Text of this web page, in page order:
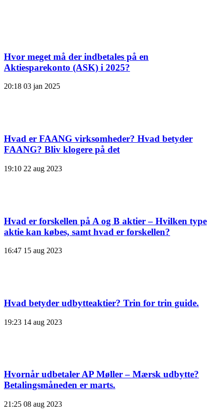
Hvor meget må der indbetales på en
Aktiesparekonto (ASK) i 2025?
20:18 03 jan 2025
Hvad er FAANG virksomheder? Hvad betyder
FAANG? Bliv klogere på det
19:10 22 aug 2023
Hvad er forskellen på A og B aktier – Hvilken type
aktie kan købes, samt hvad er forskellen?
16:47 15 aug 2023
Hvad betyder udbytteaktier? Trin for trin guide.
19:23 14 aug 2023
Hvornår udbetaler AP Møller – Mærsk udbytte?
Betalingsmåneden er marts.
21:25 08 aug 2023